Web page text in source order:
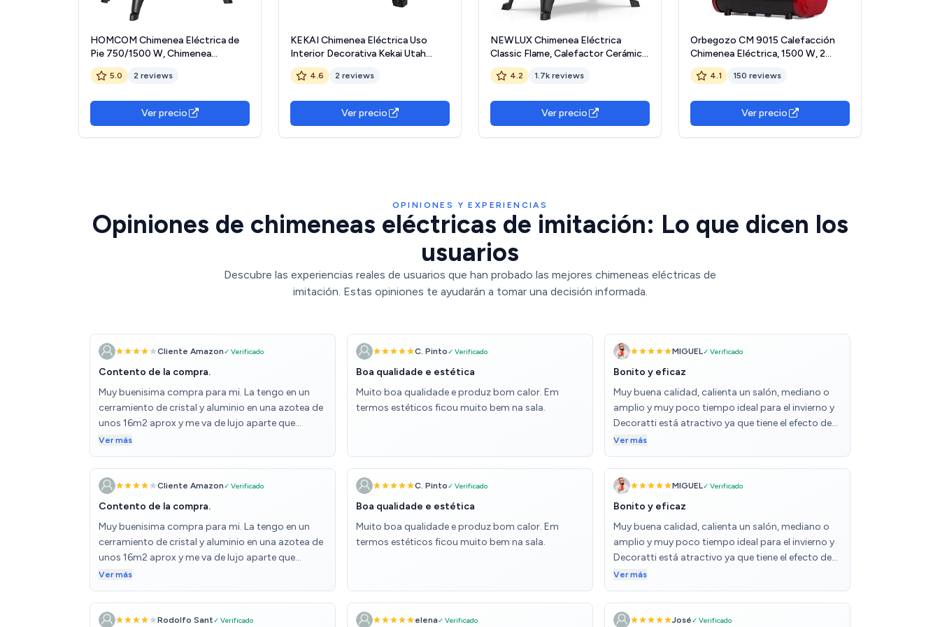
HOMCOM Chimenea Eléctrica de
Pie 750/1500 W, Chimenea
Decorativa con 2 Niveles de
Potencia, Efecto Llama,
Área de Cobertura 15-20 m², Negro
5.0 2 reviews
Ver precio
KEKAI Chimenea Eléctrica Uso
Interior Decorativa Kekai Utah
47.5x22x40.36 cm 2 Niveles
Calefactor Efecto Fuego de Leña
4.6 2 reviews
Ver precio
NEWLUX Chimenea Eléctrica
Classic Flame, Calefactor Cerámico
Termoventilador Llama Decorativa,
Chimenea portátil, Termostato, 2
Sobrecalentamiento, 750/1500W,
355x465x250mm
4.2 1.7k reviews
Ver precio
Orbegozo CM 9015 Calefacción
Chimenea Eléctrica, 1500 W, 2
Posiciones de Calor, Sistema
Antivuelco, Protección contra
Fuego Real, Negro y rojo
4.1 150 reviews
Ver precio
OPINIONES Y EXPERIENCIAS
Opiniones de chimeneas eléctricas de imitación: Lo que dicen los
usuarios
Descubre las experiencias reales de usuarios que han probado las mejores chimeneas eléctricas de
imitación. Estas opiniones te ayudarán a tomar una decisión informada.
Cliente Amazon✓ Verificado
Contento de la compra.
Muy buenisima compra para mi. La tengo en un
cerramiento de cristal y aluminio en una azotea de
unos 16m2 aprox y me va de lujo aparte que
acompaña mucho la luz con efecto fuego que
incorpora. Tiene 2 selectores de potencia pero con
uno ya nos va mas que de sobra y aparte
termostato de temperatura que para al alcanzar
una temperatura. El diseño estufa de leña retro me
gusta mucho y en color negro. Contento de la
compra. Por ahora ninguna pega.
Ver más
C. Pinto✓ Verificado
Boa qualidade e estética
Muito boa qualidade e produz bom calor. Em
termos estéticos ficou muito bem na sala.
MIGUEL✓ Verificado
Bonito y eficaz
Muy buena calidad, calienta un salón, mediano o
amplio y muy poco tiempo ideal para el invierno y
Decoratti está atractivo ya que tiene el efecto de
fuego que también se puede quitar
Ver más
Cliente Amazon✓ Verificado
Contento de la compra.
Muy buenisima compra para mi. La tengo en un
cerramiento de cristal y aluminio en una azotea de
unos 16m2 aprox y me va de lujo aparte que
acompaña mucho la luz con efecto fuego que
incorpora. Tiene 2 selectores de potencia pero con
uno ya nos va mas que de sobra y aparte
termostato de temperatura que para al alcanzar
Ver más
C. Pinto✓ Verificado
Boa qualidade e estética
Muito boa qualidade e produz bom calor. Em
termos estéticos ficou muito bem na sala.
MIGUEL✓ Verificado
Bonito y eficaz
Muy buena calidad, calienta un salón, mediano o
amplio y muy poco tiempo ideal para el invierno y
Decoratti está atractivo ya que tiene el efecto de
fuego que también se puede quitar
Ver más
Rodolfo Sant✓ Verificado elena✓ Verificado José✓ Verificado